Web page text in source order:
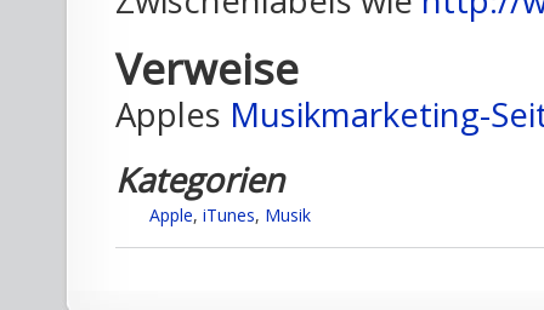
Verweise
Apples Musikmarketing-
Kategorien
Apple, iTunes, Musik